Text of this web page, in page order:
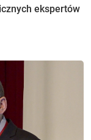
ekspertów